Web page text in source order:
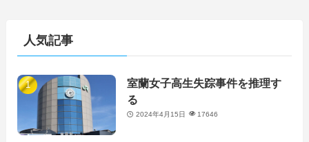
人気記事
室蘭女子高生失踪事件を推理す
る
2024年4月15日 17646